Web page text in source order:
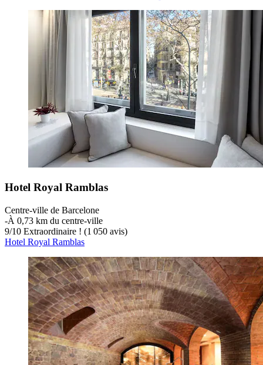
Hotel Royal Ramblas
Centre-ville de Barcelone
‐À 0,73 km du centre-ville
9/10 Extraordinaire ! (1 050 avis)
Hotel Royal Ramblas